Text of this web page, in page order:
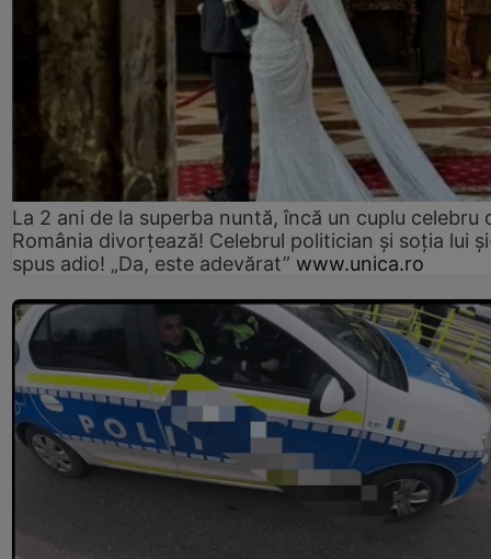
La 2 ani de la superba nuntă, încă un cuplu celebru
România divorțează! Celebrul politician și soția lui
spus adio! „Da, este adevărat” www.unica.ro